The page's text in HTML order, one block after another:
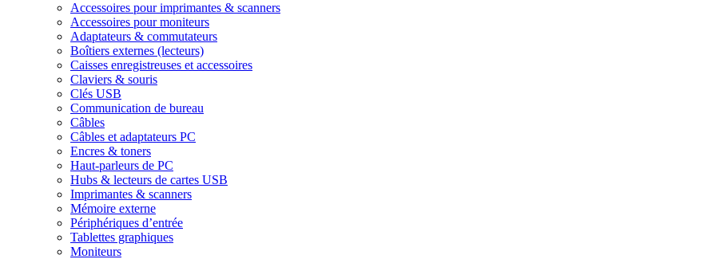
Accessoires pour imprimantes & scanners
Accessoires pour moniteurs
Adaptateurs & commutateurs
Boîtiers externes (lecteurs)
Caisses enregistreuses et accessoires
Claviers & souris
Clés USB
Communication de bureau
Câbles
Câbles et adaptateurs PC
Encres & toners
Haut-parleurs de PC
Hubs & lecteurs de cartes USB
Imprimantes & scanners
Mémoire externe
Périphériques d’entrée
Tablettes graphiques
Moniteurs